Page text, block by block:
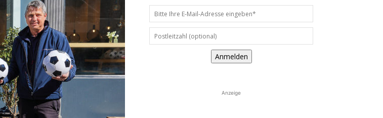
Anmelden
Anzeige